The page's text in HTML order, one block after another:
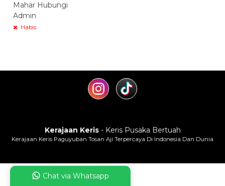
Mahar Hubungi
Admin
Habis
Kerajaan Keris- Keris Pusaka Bertuah
Kerajaan Keris Paguyuban Tosan Aji Terpercaya Di Indonesia Dan Dunia
Chat via Whatsapp